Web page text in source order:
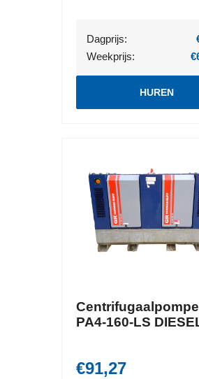
Dagprijs:
Weekprijs:
HUREN
PA4-160-LS
€91,27